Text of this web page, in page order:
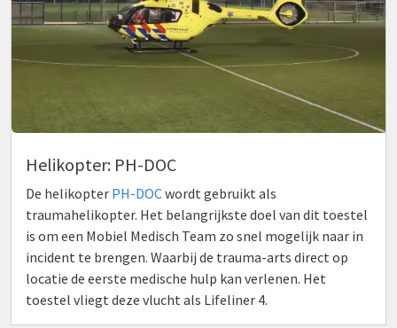
Helikopter: PH-DOC
De helikopter PH-DOCwordt gebruikt als
traumahelikopter. Het belangrijkste doel van dit toestel
is om een Mobiel Medisch Team zo snel mogelijk naar in
incident te brengen. Waarbij de trauma-arts direct op
locatie de eerste medische hulp kan verlenen. Het
toestel vliegt deze vlucht als Lifeliner 4.